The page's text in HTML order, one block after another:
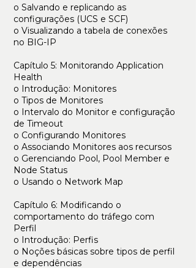
o Salvando e replicando as
configurações (UCS e SCF)
o Visualizando a tabela de conexões
no BIG-IP
Capítulo 5: Monitorando Application
Health
o Introdução: Monitores
o Tipos de Monitores
o Intervalo do Monitor e configuração
de Timeout
o Configurando Monitores
o Associando Monitores aos recursos
o Gerenciando Pool, Pool Member e
Node Status
o Usando o Network Map
Capítulo 6: Modificando o
comportamento do tráfego com
Perfil
o Introdução: Perfis
o Noções básicas sobre tipos de perfil
e dependências